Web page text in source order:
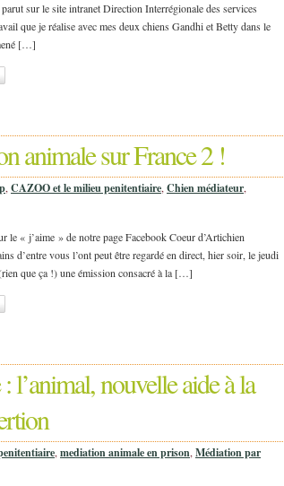
sur le site intranet Direction Interrégionale des services
que je réalise avec mes deux chiens Gandhi et Betty dans le
[…]
animale sur France 2 !
, CAZOO et le milieu penitentiaire, Chien médiateur,
« j’aime » de notre page Facebook Coeur d’Artichien
d’entre vous l’ont peut être regardé en direct, hier soir, le jeudi
que ça !) une émission consacré à la […]
l’animal, nouvelle aide à la
, mediation animale en prison, Médiation par